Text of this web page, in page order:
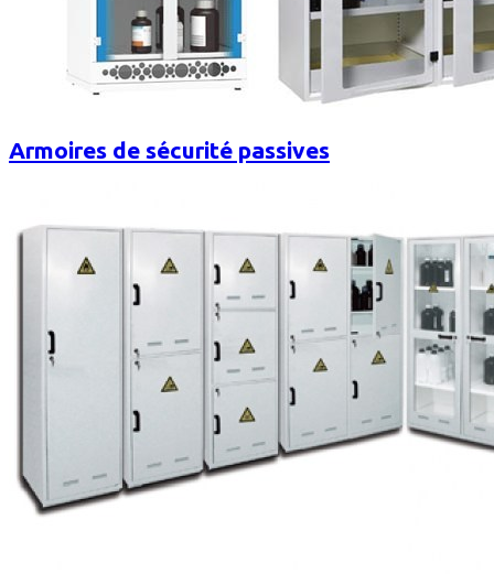
Armoires de sécurité passives